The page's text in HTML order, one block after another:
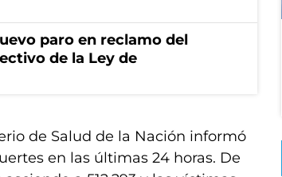
paro en reclamo del
de la Ley de
de Salud de la Nación informó
en las últimas 24 horas. De